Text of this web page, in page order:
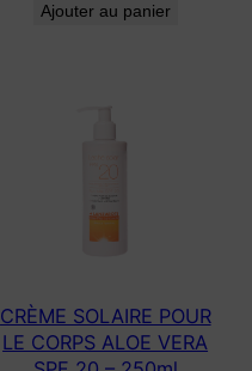
Ajouter au panier
CRÈME SOLAIRE POUR
LE CORPS ALOE VERA